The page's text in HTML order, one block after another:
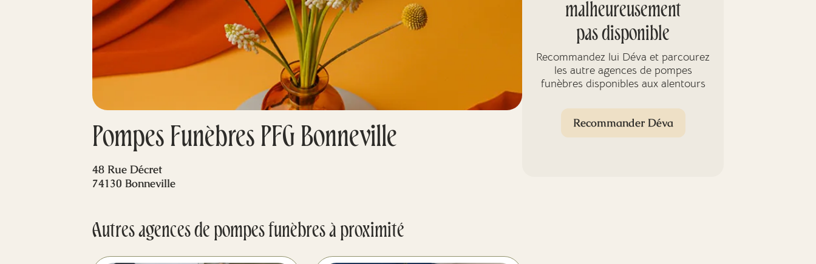
Pompes Funèbres PFG Bonneville
48 Rue Décret
74130 Bonneville
Autres agences de pompes funèbres à proximité
malheureusement
pas disponible
Recommandez lui Déva et parcourez
les autre agences de pompes
funèbres disponibles aux alentours
Recommander Déva